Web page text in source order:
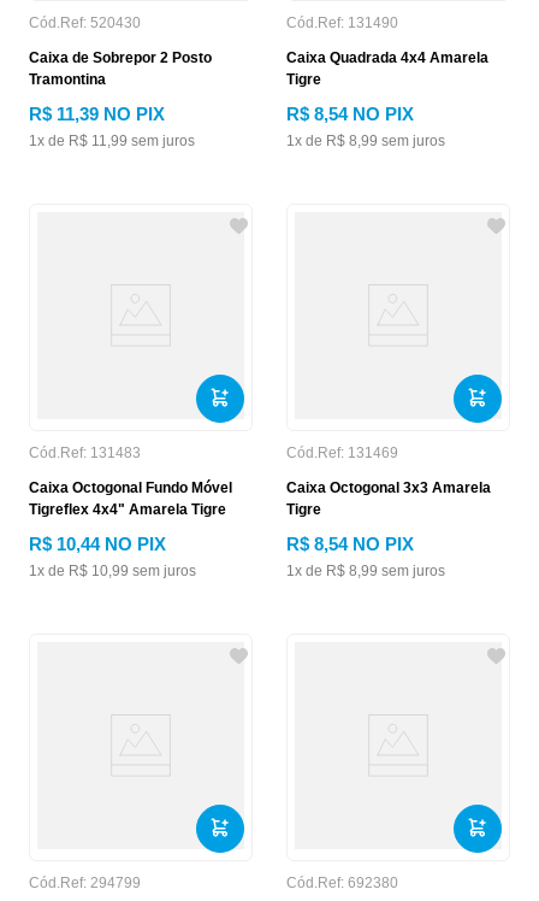
Cód.Ref: 520430
Caixa de Sobrepor 2 Posto
Tramontina
R$ 11,39 NO PIX
1x de R$ 11,99 sem juros
Cód.Ref: 131490
Caixa Quadrada 4x4 Amarela
Tigre
R$ 8,54NO PIX
1x de R$ 8,99 sem juros
Cód.Ref: 131483
Caixa Octogonal Fundo Móvel
Tigreflex 4x4" Amarela Tigre
R$ 10,44NO PIX
1x de R$ 10,99 sem juros
Cód.Ref: 131469
Caixa Octogonal 3x3 Amarela
Tigre
R$ 8,54NO PIX
1x de R$ 8,99 sem juros
Cód.Ref: 294799 Cód.Ref: 692380